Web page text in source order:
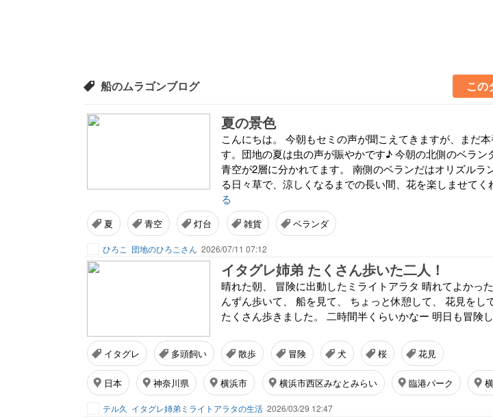
船のムラゴンブログ この
夏の景色
こんにちは。 今朝もセミの声が聞こえてきますが、まだ
す。団地の夏は虫の声が賑やかです♪ 今朝の北側のベラン
青空が2層に分かれてます。 南側のベランだはオリズルラ
る日々草で、涼しくなるまでの長い間、花を楽しませてく
る
夏 青空 灯台 雑貨 ベランダ
ひろこ 団地のひろこさん 2026/07/11 07:12
イタグレ姉弟 たくさん歩いた二人！
晴れた朝、 冒険に出動したミライトアラタ 晴れてよかっ
んずん歩いて、 船を見て、 ちょっと休憩して、 花見をし
たくさん歩きました。 二時間半くらいかなー 明日も冒険
イタグレ 多頭飼い 散歩 冒険 犬 桜 花見
日本 神奈川県 横浜市 横浜市西区みなとみらい 臨港パーク
テル久 イタグレ姉弟ミライトアラタの生活 2026/03/29 12:47